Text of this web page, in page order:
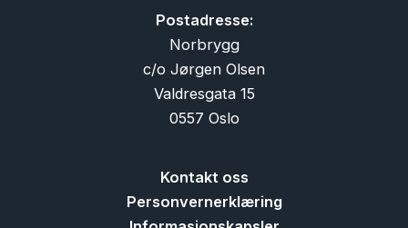
Postadresse:
Norbrygg
c/o Jørgen Olsen
Valdresgata 15
0557 Oslo
Kontakt oss
Personvernerklæring